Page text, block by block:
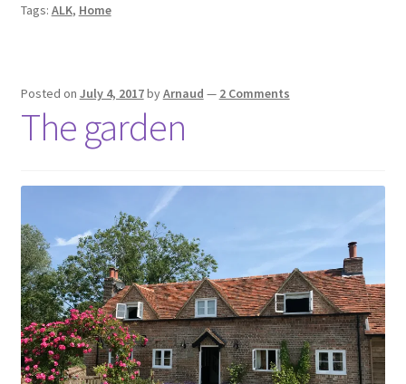
Tags: ALK, Home
Posted on July 4, 2017byArnaud — 2 Comments
The garden